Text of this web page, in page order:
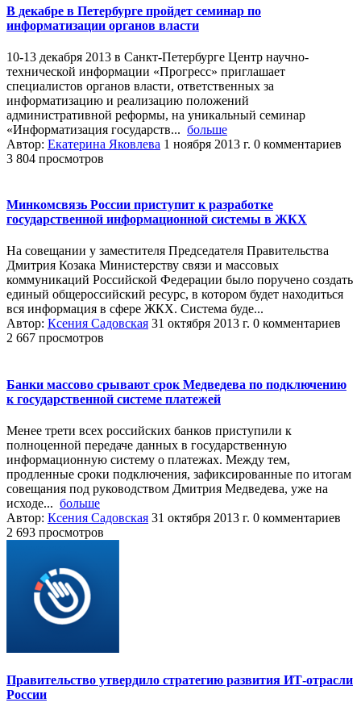
В декабре в Петербурге пройдет семинар по
информатизации органов власти
10-13 декабря 2013 в Санкт-Петербурге Центр научно-
технической информации «Прогресс» приглашает
специалистов органов власти, ответственных за
информатизацию и реализацию положений
административной реформы, на уникальный семинар
«Информатизация государств... больше
Автор: Екатерина Яковлева 1 ноября 2013 г. 0 комментариев
3 804 просмотров
Минкомсвязь России приступит к разработке
государственной информационной системы в ЖКХ
На совещании у заместителя Председателя Правительства
Дмитрия Козака Министерству связи и массовых
коммуникаций Российской Федерации было поручено создать
единый общероссийский ресурс, в котором будет находиться
вся информация в сфере ЖКХ. Система буде...
Автор: Ксения Садовская 31 октября 2013 г. 0 комментариев
2 667 просмотров
Банки массово срывают срок Медведева по подключению
к государственной системе платежей
Менее трети всех российских банков приступили к
полноценной передаче данных в государственную
информационную систему о платежах. Между тем,
продленные сроки подключения, зафиксированные по итогам
совещания под руководством Дмитрия Медведева, уже на
исходе... больше
Автор: Ксения Садовская 31 октября 2013 г. 0 комментариев
2 693 просмотров
Правительство утвердило стратегию развития ИТ-отрасли
России